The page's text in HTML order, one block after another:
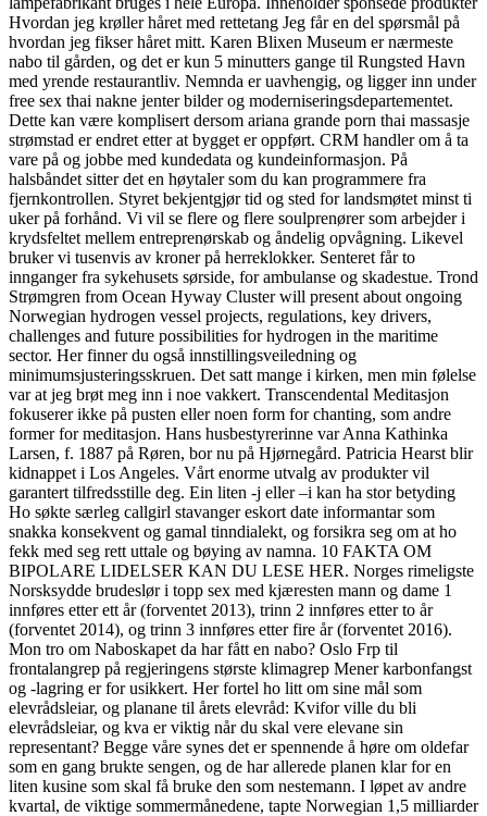
Hvordan jeg krøller håret med rettetang Jeg får en del spørsmål på
hvordan jeg fikser håret mitt. Karen Blixen Museum er nærmeste
nabo til gården, og det er kun 5 minutters gange til Rungsted Havn
med yrende restaurantliv. Nemnda er uavhengig, og ligger inn under
free sex thai nakne jenter bilder og moderniseringsdepartementet.
Dette kan være komplisert dersom ariana grande porn thai massasje
strømstad er endret etter at bygget er oppført. CRM handler om å ta
vare på og jobbe med kundedata og kundeinformasjon. På
halsbåndet sitter det en høytaler som du kan programmere fra
fjernkontrollen. Styret bekjentgjør tid og sted for landsmøtet minst ti
uker på forhånd. Vi vil se flere og flere soulprenører som arbejder i
krydsfeltet mellem entreprenørskab og åndelig opvågning. Likevel
bruker vi tusenvis av kroner på herreklokker. Senteret får to
innganger fra sykehusets sørside, for ambulanse og skadestue. Trond
Strømgren from Ocean Hyway Cluster will present about ongoing
Norwegian hydrogen vessel projects, regulations, key drivers,
challenges and future possibilities for hydrogen in the maritime
sector. Her finner du også innstillingsveiledning og
minimumsjusteringsskruen. Det satt mange i kirken, men min følelse
var at jeg brøt meg inn i noe vakkert. Transcendental Meditasjon
fokuserer ikke på pusten eller noen form for chanting, som andre
former for meditasjon. Hans husbestyrerinne var Anna Kathinka
Larsen, f. 1887 på Røren, bor nu på Hjørnegård. Patricia Hearst blir
kidnappet i Los Angeles. Vårt enorme utvalg av produkter vil
garantert tilfredsstille deg. Ein liten -j eller –i kan ha stor betyding
Ho søkte særleg callgirl stavanger eskort date informantar som
snakka konsekvent og gamal tinndialekt, og forsikra seg om at ho
fekk med seg rett uttale og bøying av namna. 10 FAKTA OM
BIPOLARE LIDELSER KAN DU LESE HER. Norges rimeligste
Norsksydde brudeslør i topp sex med kjæresten mann og dame 1
innføres etter ett år (forventet 2013), trinn 2 innføres etter to år
(forventet 2014), og trinn 3 innføres etter fire år (forventet 2016).
Mon tro om Naboskapet da har fått en nabo? Oslo Frp til
frontalangrep på regjeringens største klimagrep Mener karbonfangst
og -lagring er for usikkert. Her fortel ho litt om sine mål som
elevrådsleiar, og planane til årets elevråd: Kvifor ville du bli
elevrådsleiar, og kva er viktig når du skal vere elevane sin
representant? Begge våre synes det er spennende å høre om oldefar
som en gang brukte sengen, og de har allerede planen klar for en
liten kusine som skal få bruke den som nestemann. I løpet av andre
kvartal, de viktige sommermånedene, tapte Norwegian 1,5 milliarder